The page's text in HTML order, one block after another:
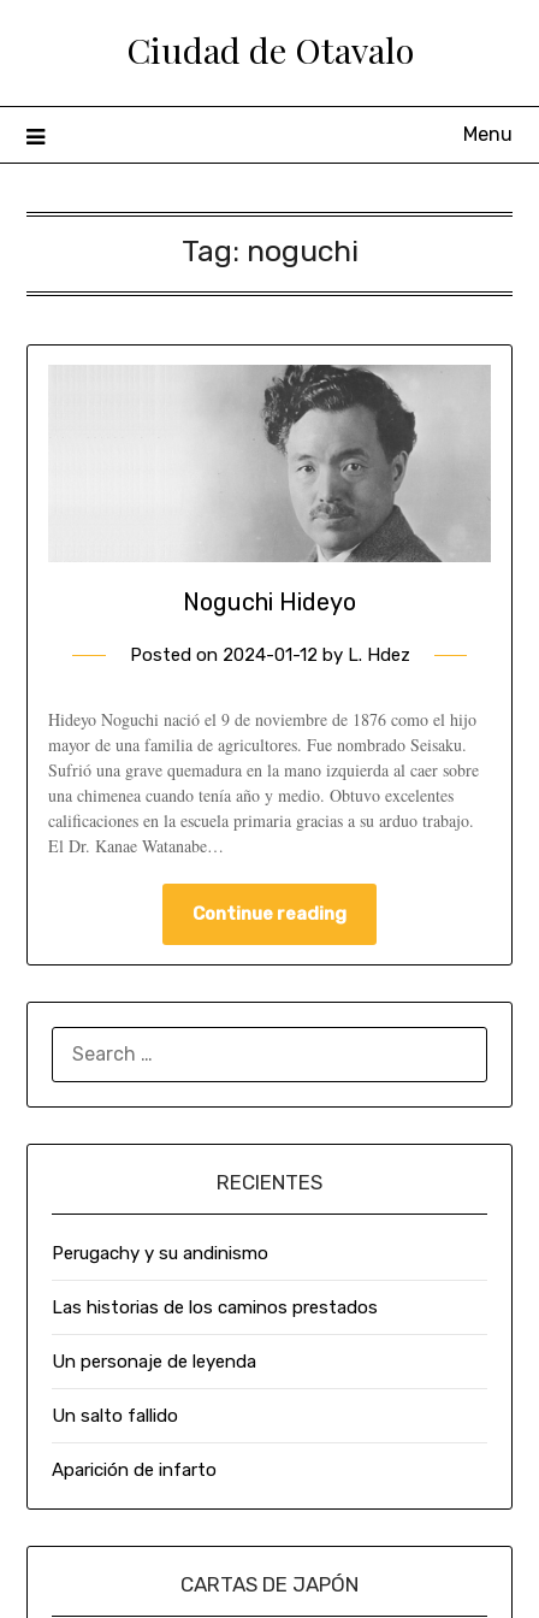
Ciudad de Otavalo
Menu
Tag: noguchi
Noguchi Hideyo
Posted on 2024-01-12 by L. Hdez
Hideyo Noguchi nació el 9 de noviembre de 1876 como el hijo
mayor de una familia de agricultores. Fue nombrado Seisaku.
Sufrió una grave quemadura en la mano izquierda al caer sobre
una chimenea cuando tenía año y medio. Obtuvo excelentes
calificaciones en la escuela primaria gracias a su arduo trabajo.
El Dr. Kanae Watanabe…
Continue reading
RECIENTES
Perugachy y su andinismo
Las historias de los caminos prestados
Un personaje de leyenda
Un salto fallido
Aparición de infarto
CARTAS DE JAPÓN